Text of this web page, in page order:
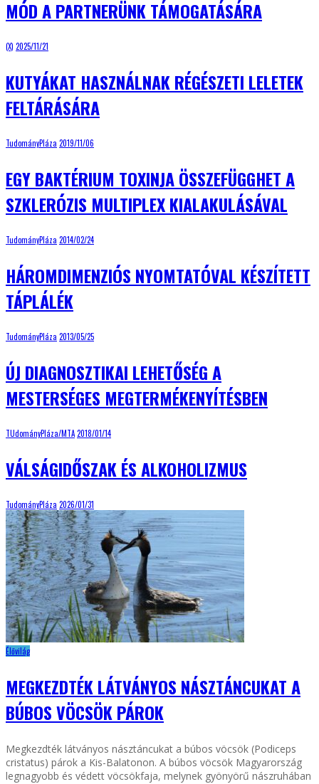
MÓD A PARTNERÜNK TÁMOGATÁSÁRA
(X) 2025/11/21
KUTYÁKAT HASZNÁLNAK RÉGÉSZETI LELETEK
FELTÁRÁSÁRA
TudományPláza 2019/11/06
EGY BAKTÉRIUM TOXINJA ÖSSZEFÜGGHET A
SZKLERÓZIS MULTIPLEX KIALAKULÁSÁVAL
TudományPláza 2014/02/24
HÁROMDIMENZIÓS NYOMTATÓVAL KÉSZÍTETT
TÁPLÁLÉK
TudományPláza 2013/05/25
ÚJ DIAGNOSZTIKAI LEHETŐSÉG A
MESTERSÉGES MEGTERMÉKENYÍTÉSBEN
TUdományPláza/MTA2018/01/14
VÁLSÁGIDŐSZAK ÉS ALKOHOLIZMUS
TudományPláza 2026/01/31
Élővilág
MEGKEZDTÉK LÁTVÁNYOS NÁSZTÁNCUKAT A
BÚBOS VÖCSÖK PÁROK
Megkezdték látványos násztáncukat a búbos vöcsök (Podiceps
cristatus) párok a Kis-Balatonon. A búbos vöcsök Magyarország
legnagyobb és védett vöcsökfaja, melynek gyönyörű nászruhában